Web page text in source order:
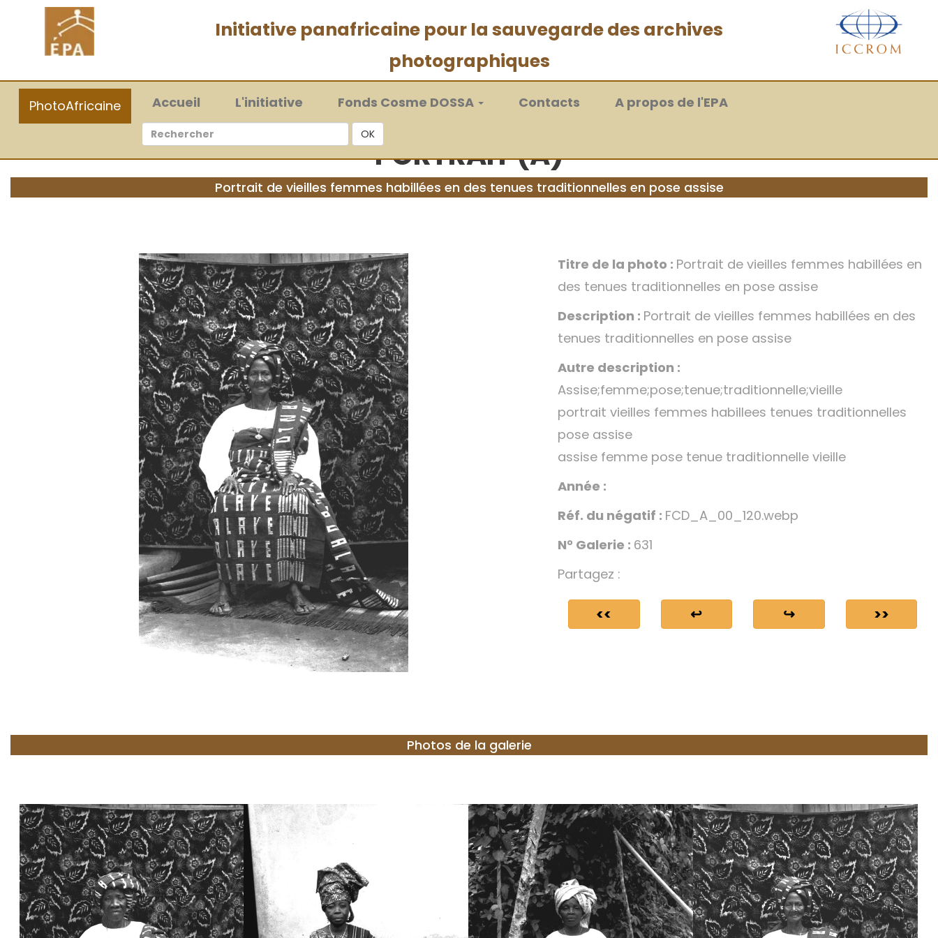
Initiative panafricaine pour la sauvegarde des archives
photographiques
PhotoAfricaine Accueil(current)L'initiative Fonds Cosme DOSSA Contacts A propos de l'EPA
OK
PORTRAIT (A)
Portrait de vieilles femmes habillées en des tenues traditionnelles en pose assise
Titre de la photo : Portrait de vieilles femmes habillées en
des tenues traditionnelles en pose assise
Description : Portrait de vieilles femmes habillées en des
tenues traditionnelles en pose assise
Autre description :
Assise;femme;pose;tenue;traditionnelle;vieille
portrait vieilles femmes habillees tenues traditionnelles
pose assise
assise femme pose tenue traditionnelle vieille
Année :
Réf. du négatif : FCD_A_00_120.webp
N° Galerie : 631
Partagez :
<< ↩ ↪ >>
Photos de la galerie